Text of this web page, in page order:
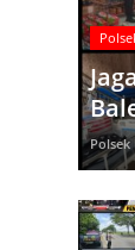
Polsek